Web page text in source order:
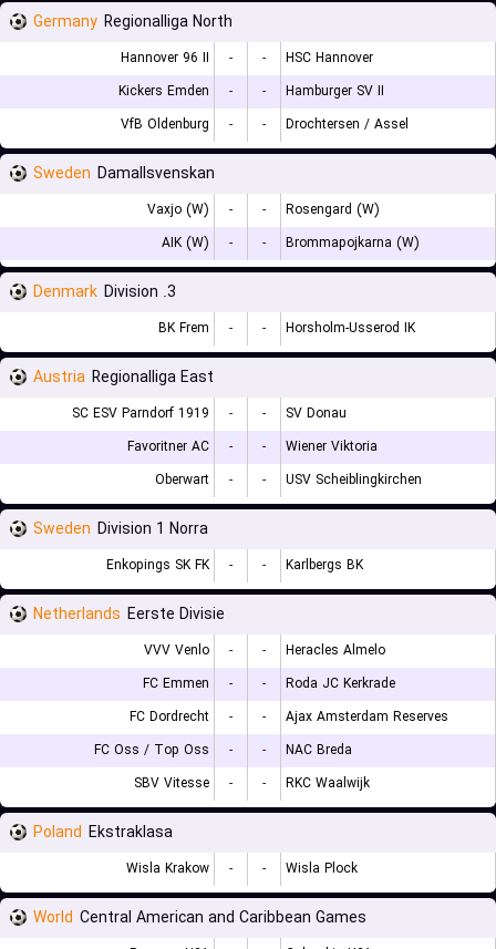
Germany Regionalliga North
Hannover 96 II - -
HSC Hannover
Kickers Emden
- -
Hamburger SV II
VfB Oldenburg
- - Drochtersen / Assel
Sweden Damallsvenskan
Vaxjo (W) - -
Rosengard (W)
AIK (W)
- - Brommapojkarna (W)
Denmark 3. Division
BK Frem - - Horsholm-Usserod IK
Austria Regionalliga East
SC ESV Parndorf 1919 - -
SV Donau
Favoritner AC
- -
Wiener Viktoria
Oberwart
- - USV Scheiblingkirchen
Sweden Division 1 Norra
Enkopings SK FK - - Karlbergs BK
Netherlands Eerste Divisie
VVV Venlo - -
Heracles Almelo
FC Emmen
- -
Roda JC Kerkrade
FC Dordrecht
- -
Ajax Amsterdam Reserves
FC Oss / Top Oss
- -
NAC Breda
SBV Vitesse
- - RKC Waalwijk
Poland Ekstraklasa
Wisla Krakow - - Wisla Plock
World Central American and Caribbean Games